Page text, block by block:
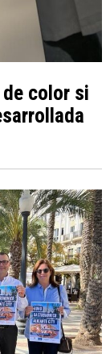
color si